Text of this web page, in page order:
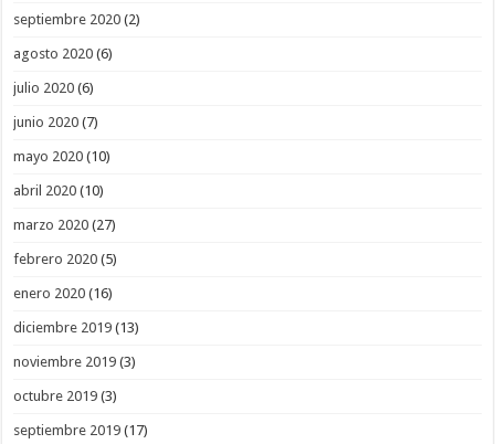
septiembre 2020 (2)
agosto 2020 (6)
julio 2020 (6)
junio 2020 (7)
mayo 2020 (10)
abril 2020 (10)
marzo 2020 (27)
febrero 2020 (5)
enero 2020 (16)
diciembre 2019 (13)
noviembre 2019 (3)
octubre 2019 (3)
septiembre 2019 (17)